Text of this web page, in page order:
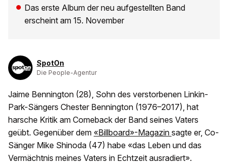
Das erste Album der neu aufgestellten Band
erscheint am 15. November
SpotOn
Die People-Agentur
Jaime Bennington (28), Sohn des verstorbenen Linkin-
Park-Sängers Chester Bennington (1976–2017), hat
harsche Kritik am Comeback der Band seines Vaters
geübt. Gegenüber dem «Billboard»-Magazin sagte er, Co-
Sänger Mike Shinoda (47) habe «das Leben und das
Vermächtnis meines Vaters in Echtzeit ausradiert».